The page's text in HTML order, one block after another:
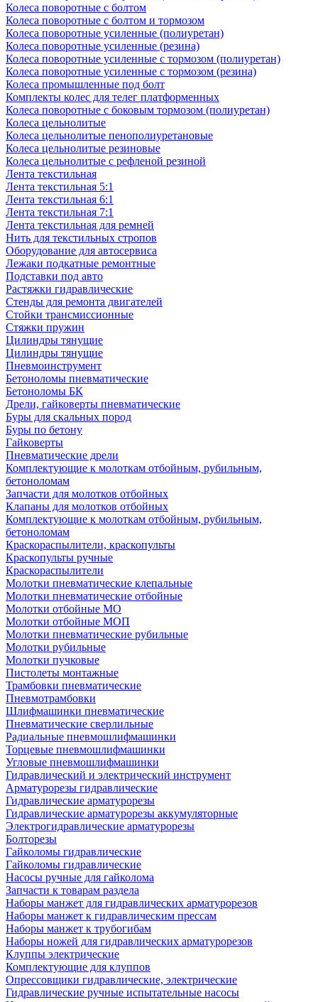
Колеса поворотные с болтом
Колеса поворотные с болтом и тормозом
Колеса поворотные усиленные (полиуретан)
Колеса поворотные усиленные (резина)
Колеса поворотные усиленные с тормозом (полиуретан)
Колеса поворотные усиленные с тормозом (резина)
Колеса промышленные под болт
Комплекты колес для телег платформенных
Колеса поворотные c боковым тормозом (полиуретан)
Колеса цельнолитые
Колеса цельнолитые пенополиуретановые
Колеса цельнолитые резиновые
Колеса цельнолитые с рефленой резиной
Лента текстильная
Лента текстильная 5:1
Лента текстильная 6:1
Лента текстильная 7:1
Лента текстильная для ремней
Нить для текстильных стропов
Оборудование для автосервиса
Лежаки подкатные ремонтные
Подставки под авто
Растяжки гидравлические
Стенды для ремонта двигателей
Стойки трансмиссионные
Стяжки пружин
Цилиндры тянущие
Цилиндры тянущие
Пневмоинструмент
Бетоноломы пневматические
Бетоноломы БК
Дрели, гайковерты пневматические
Буры для скальных пород
Буры по бетону
Гайковерты
Пневматические дрели
Комплектующие к молоткам отбойным, рубильным,
бетоноломам
Запчасти для молотков отбойных
Клапаны для молотков отбойных
Комплектующие к молоткам отбойным, рубильным,
бетоноломам
Краскораспылители, краскопульты
Краскопульты ручные
Краскораспылители
Молотки пневматические клепальные
Молотки пневматические отбойные
Молотки отбойные МО
Молотки отбойные МОП
Молотки пневматические рубильные
Молотки рубильные
Молотки пучковые
Пистолеты монтажные
Трамбовки пневматические
Пневмотрамбовки
Шлифмашинки пневматические
Пневматические сверлильные
Радиальные пневмошлифмашинки
Торцевые пневмошлифмашинки
Угловые пневмошлифмашинки
Гидравлический и электрический инструмент
Арматурорезы гидравлические
Гидравлические арматурорезы
Гидравлические арматурорезы аккумуляторные
Электрогидравлические арматурорезы
Болторезы
Гайколомы гидравлические
Гайколомы гидравлические
Насосы ручные для гайколома
Запчасти к товарам раздела
Наборы манжет для гидравлических арматурорезов
Наборы манжет к гидравлическим прессам
Наборы манжет к трубогибам
Наборы ножей для гидравлических арматурорезов
Клуппы электрические
Комплектующие для клуппов
Опрессовщики гидравлические, электрические
Гидравлические ручные испытательные насосы